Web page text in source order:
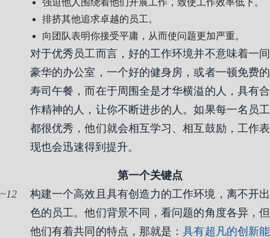
强迫他人围绕着他们开展工作，致使工作效率低下。
排挤其他追求卓越的员工。
向团队表明你接受平庸，从而使问题更加严重。
对于优秀员工而言，好的工作环境并不意味着一间
豪华的办公室，一个好的健身房，或者一顿免费的
寿司午餐，而在于周围全是才华横溢的人，具有合
作精神的人，让你不断进步的人。如果每一名员工
都很优秀，他们就会相互学习、相互鼓励，工作表
现也会迅速得到提升。
第一个关键点
12
构建一个高效且具有创造力的工作环境，离不开出
色的员工。他们背景不同，看问题的角度各异，但
他们有着共同的特点，那就是：具有超凡的创新能